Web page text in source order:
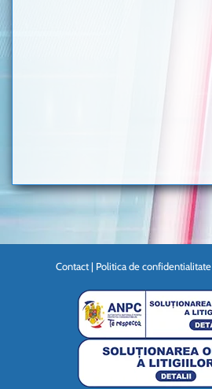
Contact | Politica de confidentialitate